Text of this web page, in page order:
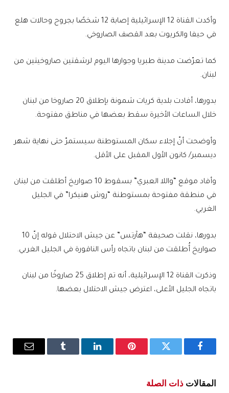
وأكدت القناة 12 الإسرائيلية إصابة 12 شخصًا بجروح وحالات هلع
في حيفا والكريوت بعد القصف الصاروخي.
كما تعرّضت مدينة طبريا وجوارها اليوم لرشقتين صاروخيتين من
لبنان.
بدورها، أفادت بلدية كريات شمونة بإطلاق 20 صاروخا من لبنان
خلال الساعات الأخيرة سقط بعضها في مناطق مفتوحة.
وأوضحت أنّ إجلاء سكان المستوطنة سيستمرّ حتى نهاية شهر
ديسمبر/ كانون الأول المقبل على الأقل.
وأفاد موقع “واللا العبري” بسقوط 10 صواريخ أطلقت من لبنان
في منطقة مفتوحة بمستوطنة “روش هنيكرا” في الجليل
الغربي.
بدورها، نقلت صحيفة “هآرتس” عن جيش الاحتلال قوله إنّ 10
صواريخ أُطلقت من لبنان باتجاه رأس الناقورة في الجليل الغربي.
وذكرت القناة 12 الإسرائيلية، أنه تم إطلاق 25 صاروخًا من لبنان
باتجاه الجليل الأعلى، اعترض جيش الاحتلال بعضها.
فيسبوك تويتر بينتيريستلينكدإن Tumblr
البريد
المقالات ذات الصلة